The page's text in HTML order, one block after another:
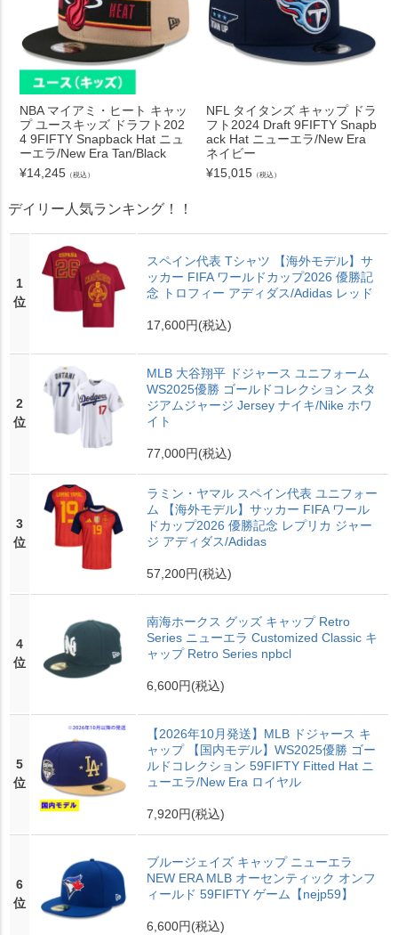
NBA マイアミ・ヒート キャッ
プ ユースキッズ ドラフト202
4 9FIFTY Snapback Hat ニュ
ーエラ/New Era Tan/Black
¥14,245 （税込）
NFL タイタンズ キャップ ドラ
フト2024 Draft 9FIFTY Snapb
ack Hat ニューエラ/New Era
ネイビー
¥15,015 （税込）
デイリー人気ランキング！！
1
位
スペイン代表 Tシャツ 【海外モデル】サ
ッカー FIFA ワールドカップ2026 優勝記
念 トロフィー アディダス/Adidas レッド
17,600円(税込)
2
位
MLB 大谷翔平 ドジャース ユニフォーム
WS2025優勝 ゴールドコレクション スタ
ジアムジャージ Jersey ナイキ/Nike ホワ
イト
77,000円(税込)
3
位
ラミン・ヤマル スペイン代表 ユニフォー
ム 【海外モデル】サッカー FIFA ワール
ドカップ2026 優勝記念 レプリカ ジャー
ジ アディダス/Adidas
57,200円(税込)
4
位
南海ホークス グッズ キャップ Retro
Series ニューエラ Customized Classic キ
ャップ Retro Series npbcl
6,600円(税込)
5
位
【2026年10月発送】MLB ドジャース キ
ャップ 【国内モデル】WS2025優勝 ゴー
ルドコレクション 59FIFTY Fitted Hat ニ
ューエラ/New Era ロイヤル
7,920円(税込)
6
位
ブルージェイズ キャップ ニューエラ
NEW ERA MLB オーセンティック オンフ
ィールド 59FIFTY ゲーム【nejp59】
6,600円(税込)